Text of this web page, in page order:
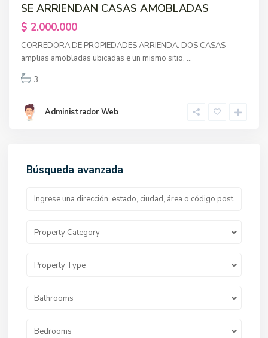
SE ARRIENDAN CASAS AMOBLADAS
$ 2.000.000
CORREDORA DE PROPIEDADES ARRIENDA: DOS CASAS
amplias amobladas ubicadas e un mismo sitio, ...
3
Administrador Web
Búsqueda avanzada
Property Category
Property Type
Bathrooms
Bedrooms